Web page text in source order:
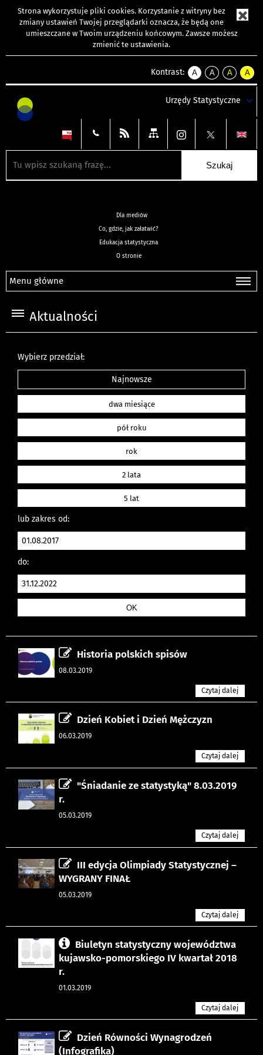
Strona wykorzystuje pliki cookies. Korzystanie z witryny bez
zmiany ustawień Twojej przeglądarki oznacza, że będą one
umieszczane w Twoim urządzeniu końcowym. Zawsze możesz
zmienić te ustawienia.
Kontrast:
A
kontrast
A
kontrast
tekst
czarnym
A
kontrast
tekst
czarnym
A
tekst
żółtym
Urzędy Statystyczne
Dla mediów
Co, gdzie, jak załatwić?
Edukacja statystyczna
O stronie
Menu główne
Aktualności
Wybierz przedział:
Najnowsze
dwa miesiące
pół roku
rok
2 lata
5 lat
lub zakres od:
do:
Historia polskich spisów
08.03.2019
Czytaj dalej
Dzień Kobiet i Dzień Mężczyzn
06.03.2019
Czytaj dalej
"Śniadanie ze statystyką" 8.03.2019
r.
05.03.2019
Czytaj dalej
III edycja Olimpiady Statystycznej –
WYGRANY FINAŁ
05.03.2019
Czytaj dalej
Biuletyn statystyczny województwa
kujawsko-pomorskiego IV kwartał 2018
r.
01.03.2019
Czytaj dalej
Dzień Równości Wynagrodzeń
(Infografika)